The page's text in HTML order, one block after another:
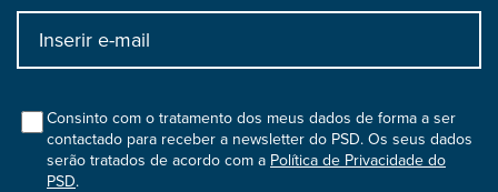
Input
bootstrap
colConsinto com o tratamento dos meus dados de forma a ser
contactado para receber a newsletter do PSD. Os seus dados
serão tratados de acordo com a Política de Privacidade do
PSD.